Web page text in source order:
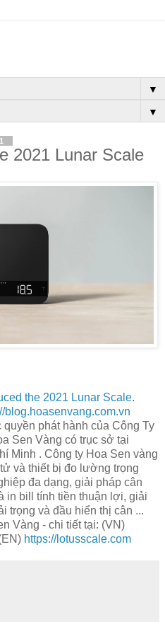
▼
▼
2021 Lunar Scale
the 2021 Lunar Scale.
blog.hoasenvang.com.vn
quyền phát hành của Công Ty
Sen Vàng có trục sở tại
Minh . Công ty Hoa Sen vàng
và thiết bị đo lường trọng
đa dạng, giải pháp cân
in bill tính tiền thuận lợi, giải
trọng và đầu hiển thị cân ...
Vàng - chi tiết tại: (VN)
https://lotusscale.com